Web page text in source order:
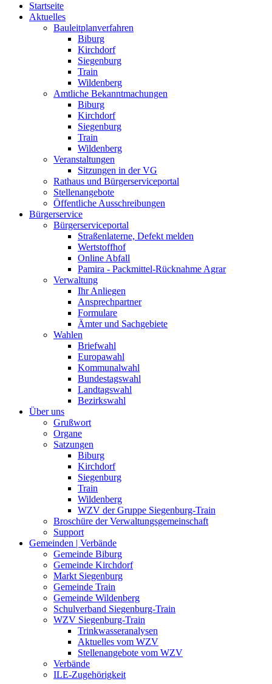
Startseite
Aktuelles
Bauleitplanverfahren
Biburg
Kirchdorf
Siegenburg
Train
Wildenberg
Amtliche Bekanntmachungen
Biburg
Kirchdorf
Siegenburg
Train
Wildenberg
Veranstaltungen
Sitzungen in der VG
Rathaus und Bürgerserviceportal
Stellenangebote
Öffentliche Ausschreibungen
Bürgerservice
Bürgerserviceportal
Straßenlaterne, Defekt melden
Wertstoffhof
Online Abfall
Pamira - Packmittel-Rücknahme Agrar
Verwaltung
Ihr Anliegen
Ansprechpartner
Formulare
Ämter und Sachgebiete
Wahlen
Briefwahl
Europawahl
Kommunalwahl
Bundestagswahl
Landtagswahl
Bezirkswahl
Über uns
Grußwort
Organe
Satzungen
Biburg
Kirchdorf
Siegenburg
Train
Wildenberg
WZV der Gruppe Siegenburg-Train
Broschüre der Verwaltungsgemeinschaft
Support
Gemeinden | Verbände
Gemeinde Biburg
Gemeinde Kirchdorf
Markt Siegenburg
Gemeinde Train
Gemeinde Wildenberg
Schulverband Siegenburg-Train
WZV Siegenburg-Train
Trinkwasseranalysen
Aktuelles vom WZV
Stellenangebote vom WZV
Verbände
ILE-Zugehörigkeit